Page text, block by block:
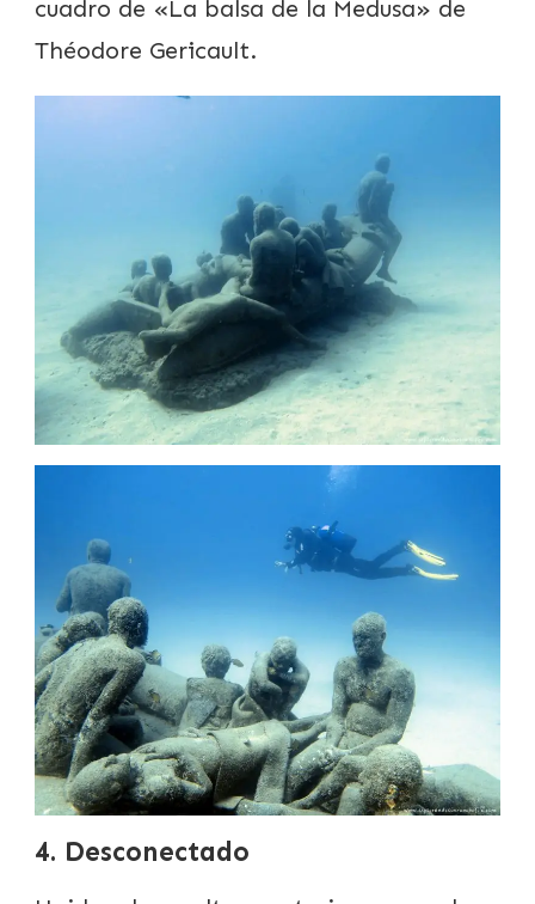
cuadro de «La balsa de la Medusa» de
Théodore Gericault.
4. Desconectado